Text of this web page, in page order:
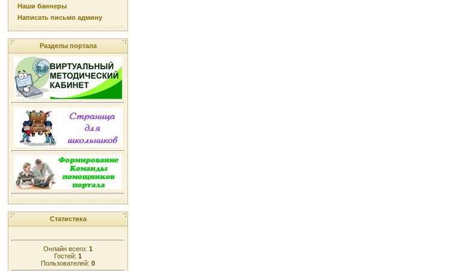
Наши баннеры
Написать письмо админу
Разделы портала
Статистика
Онлайн всего: 1
Гостей: 1
Пользователей: 0